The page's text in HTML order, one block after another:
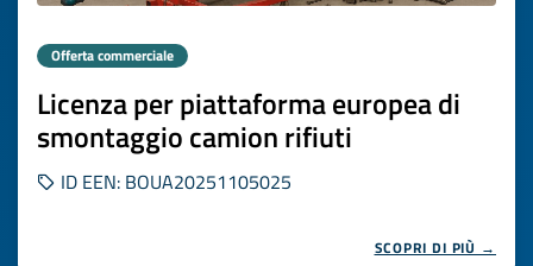
Offerta commerciale
Licenza per piattaforma europea di
smontaggio camion rifiuti
ID EEN: BOUA20251105025
SCOPRI DI PIÙ →